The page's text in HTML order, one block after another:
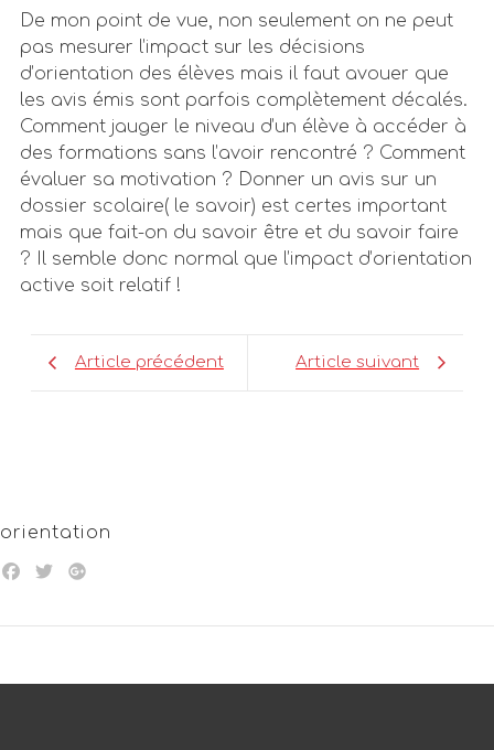
De mon point de vue, non seulement on ne peut
pas mesurer l’impact sur les décisions
d’orientation des élèves mais il faut avouer que
les avis émis sont parfois complètement décalés.
Comment jauger le niveau d’un élève à accéder à
des formations sans l’avoir rencontré ? Comment
évaluer sa motivation ? Donner un avis sur un
dossier scolaire( le savoir) est certes important
mais que fait-on du savoir être et du savoir faire
? Il semble donc normal que l’impact d’orientation
active soit relatif !
Article précédent Article suivant
orientation